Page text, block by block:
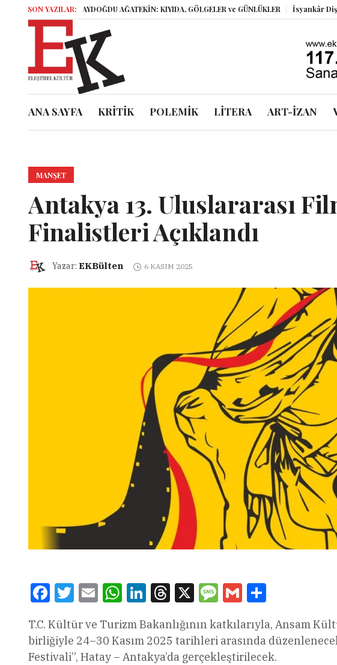
SON YAZILAR:
ELİF AYDOĞDU AĞATEKİN: KIYIDA, GÖLGELER ve GÜNLÜKLER İsyankâr Dişli: Dennett,
ANA SAYFA KRİTİK POLEMİK LİTERA ART-İZAN
MANŞET
Antakya 13. Uluslararası
Finalistleri Açıklandı
Yazar: EKBülten 6 KASIM 2025
FacebookTwitterEmail WhatsAppLinkedInThreads
X Message
Gmail
T.C. Kültür ve Turizm Bakanlığının katkılarıyla, Ansam
birliğiyle 24–30 Kasım 2025 tarihleri arasında
Festivali”, Hatay – Antakya’da gerçekleştirilecek.